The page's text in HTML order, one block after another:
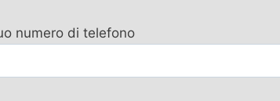
numero di telefono